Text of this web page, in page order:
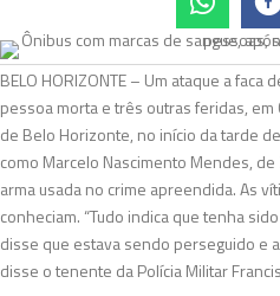
BELO HORIZONTE – Um ataque a
pessoa morta e três outras feridas,
de Belo Horizonte, no início da tarde
como Marcelo Nascimento Mendes,
arma usada no crime apreendida. As
conheciam. “Tudo indica que tenha
disse que estava sendo perseguido e
disse o tenente da Polícia Militar